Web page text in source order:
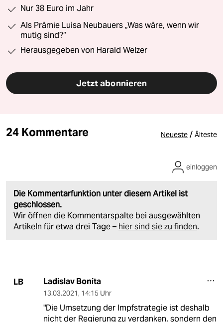
Nur 38 Euro im Jahr
Als Prämie Luisa Neubauers „Was wäre, wenn wir
mutig sind?“
Herausgegeben von Harald Welzer
Jetzt abonnieren
24 Kommentare Neueste / Älteste
Die Kommentarfunktion unter diesem Artikel ist
geschlossen.
Wir öffnen die Kommentarspalte bei ausgewählten
Artikeln für etwa drei Tage – hier sind sie zu finden.
einloggen
LB Ladislav Bonita
13.03.2021, 14:15 Uhr
"Die Umsetzung der Impfstrategie ist deshalb
nicht der Regierung zu verdanken, sondern den